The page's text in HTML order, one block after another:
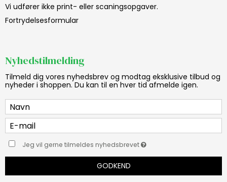
Vi udfører ikke print- eller scaningsopgaver.
Fortrydelsesformular
Nyhedstilmelding
Tilmeld dig vores nyhedsbrev og modtag eksklusive tilbud og
nyheder i shoppen. Du kan til en hver tid afmelde igen.
Jeg vil gerne tilmeldes nyhedsbrevet
GODKEND